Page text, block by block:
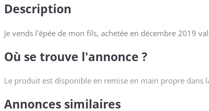
Description
Je vends l'épée de mon fils, achetée en décembre 2019
Où se trouve l'annonce ?
Le produit est disponible en remise en main propre dans
Annonces similaires